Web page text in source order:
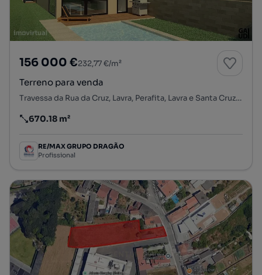
156 000 €232,77 €/m²
Terreno para venda
Travessa da Rua da Cruz, Lavra, Perafita, Lavra e Santa Cruz do Bispo, Matosinhos, Porto
Preço por metro quadrado
670.18 m²
RE/MAX GRUPO DRAGÃO
Profissional